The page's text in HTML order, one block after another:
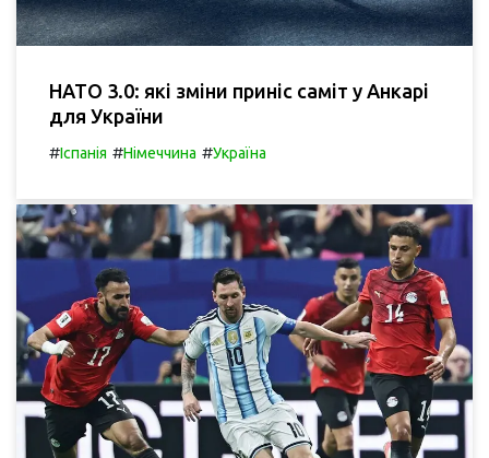
НАТО 3.0: які зміни приніс саміт у Анкарі
для України
#Іспанія #Німеччина #Україна